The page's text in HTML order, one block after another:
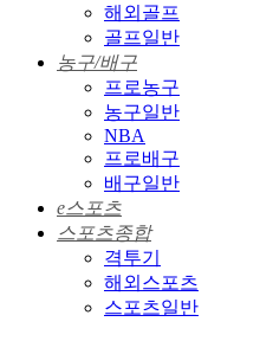
해외골프
골프일반
농구/배구
프로농구
농구일반
NBA
프로배구
배구일반
e스포츠
스포츠종합
격투기
해외스포츠
스포츠일반